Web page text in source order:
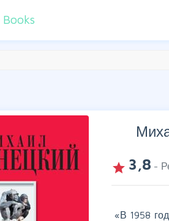
Books
grade 3,8 -
«В 1958